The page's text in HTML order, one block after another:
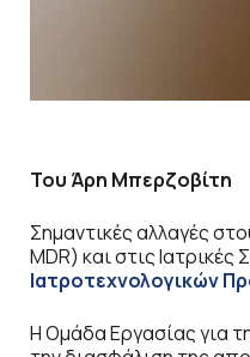
Του Άρη Μπερζοβίτη
Σημαντικές αλλαγές
MDR) και στις
Ιατροτεχνολογικών
Η Ομάδα Εργασίας για